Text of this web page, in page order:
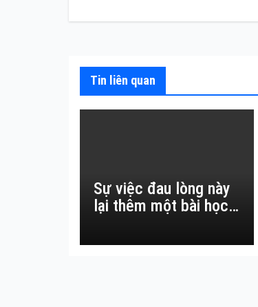
viết
Tin liên quan
Sự việc đau lòng này
lại thêm một bài học
thường.